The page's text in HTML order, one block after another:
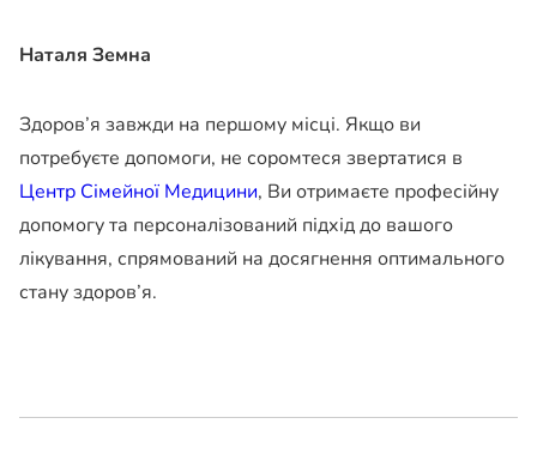
Наталя Земна
Здоров’я завжди на першому місці. Якщо ви
потребуєте допомоги, не соромтеся звертатися в
Центр Сімейної Медицини, Ви отримаєте професійну
допомогу та персоналізований підхід до вашого
лікування, спрямований на досягнення оптимального
стану здоров’я.